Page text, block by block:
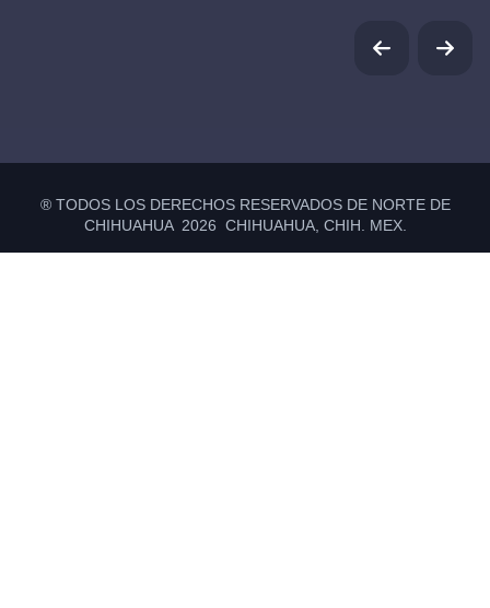
® TODOS LOS DERECHOS RESERVADOS DE NORTE DE
CHIHUAHUA 2026 CHIHUAHUA, CHIH. MEX.